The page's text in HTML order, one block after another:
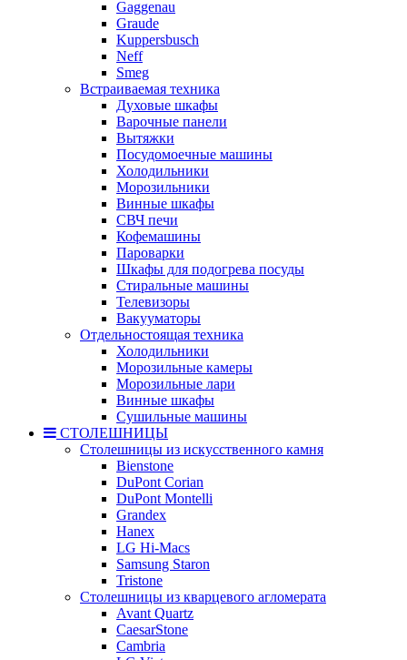
Gaggenau
Graude
Kuppersbusch
Neff
Smeg
Встраиваемая техника
Духовые шкафы
Варочные панели
Вытяжки
Посудомоечные машины
Холодильники
Морозильники
Винные шкафы
СВЧ печи
Кофемашины
Пароварки
Шкафы для подогрева посуды
Стиральные машины
Телевизоры
Вакууматоры
Отдельностоящая техника
Холодильники
Морозильные камеры
Морозильные лари
Винные шкафы
Сушильные машины
СТОЛЕШНИЦЫ
Столешницы из искусственного камня
Bienstone
DuPont Corian
DuPont Montelli
Grandex
Hanex
LG Hi-Macs
Samsung Staron
Tristone
Столешницы из кварцевого агломерата
Avant Quartz
CaesarStone
Cambria